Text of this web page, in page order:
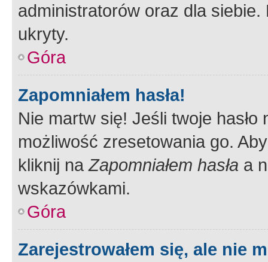
administratorów oraz dla
ukryty.
Góra
Zapomniałem hasła!
Nie martw się! Jeśli twoje
możliwość zresetowania go.
kliknij naZapomniałem hasła a
wskazówkami.
Góra
Zarejestrowałem się, ale nie